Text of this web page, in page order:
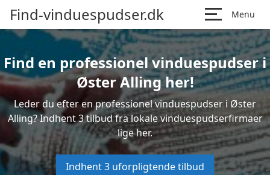
Find-vinduespudser.dk Menu
Find en professionel vinduespudser i
Øster Alling her!
Leder du efter en professionel vinduespudser i Øster
Alling? Indhent 3 tilbud fra lokale vinduespudserfirmaer
lige her.
Indhent 3 uforpligtende tilbud